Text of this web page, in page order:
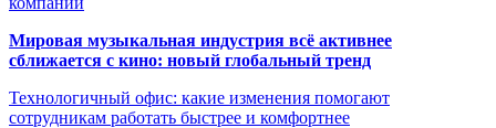
Мировая музыкальная индустрия всё активнее
сближается с кино: новый глобальный тренд
Технологичный офис: какие изменения помогают
сотрудникам работать быстрее и комфортнее